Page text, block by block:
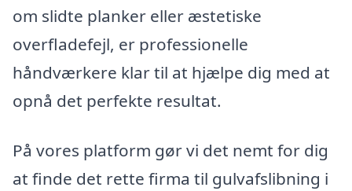
om slidte planker eller æstetiske
overfladefejl, er professionelle
håndværkere klar til at hjælpe dig med at
opnå det perfekte resultat.
På vores platform gør vi det nemt for dig
at finde det rette firma til gulvafslibning i